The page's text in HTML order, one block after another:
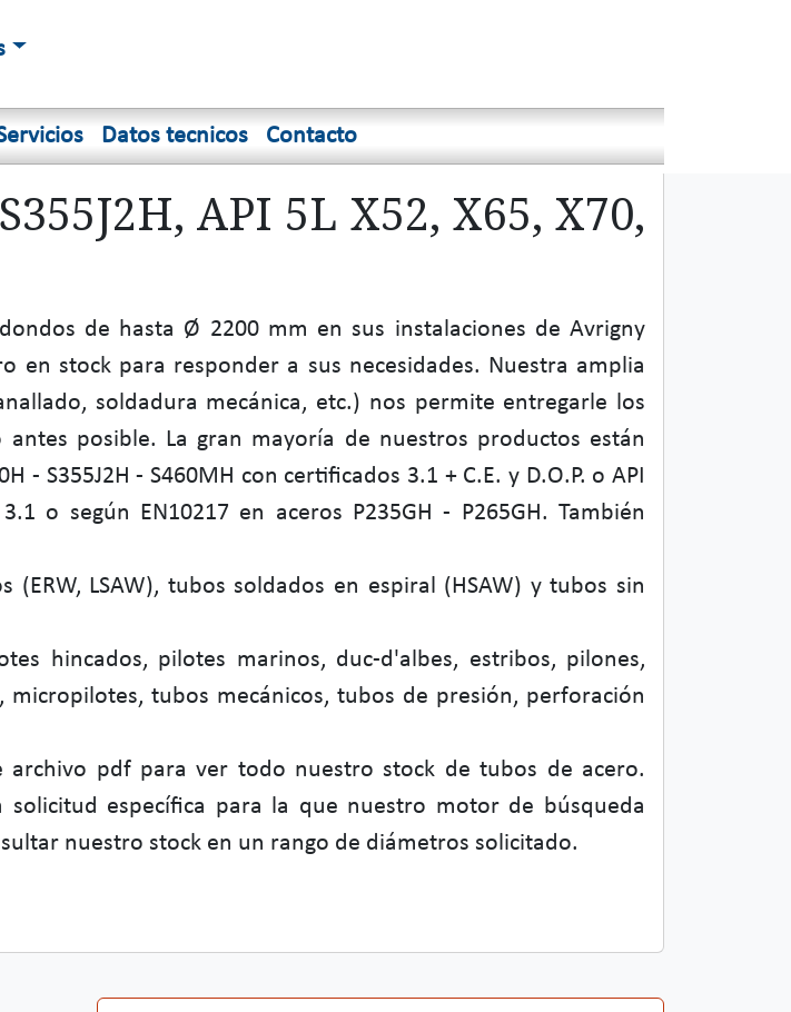
Datos tecnicos Contacto
API 5L X52, X65, X70,
de hasta Ø 2200 mm en sus instalaciones de Avrigny
en stock para responder a sus necesidades. Nuestra amplia
soldadura mecánica, etc.) nos permite entregarle los
posible. La gran mayoría de nuestros productos están
- S355J2H - S460MH con certificados 3.1 + C.E. y D.O.P. o API
o según EN10217 en aceros P235GH - P265GH. También
LSAW), tubos soldados en espiral (HSAW) y tubos sin
hincados, pilotes marinos, duc-d'albes, estribos, pilones,
tubos mecánicos, tubos de presión, perforación
archivo pdf para ver todo nuestro stock de tubos de acero.
específica para la que nuestro motor de búsqueda
nuestro stock en un rango de diámetros solicitado.